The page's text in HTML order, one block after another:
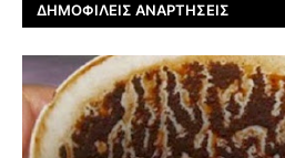
ΔΗΜΟΦΙΛΕΊΣ ΑΝΑΡΤΉΣΕΙΣ